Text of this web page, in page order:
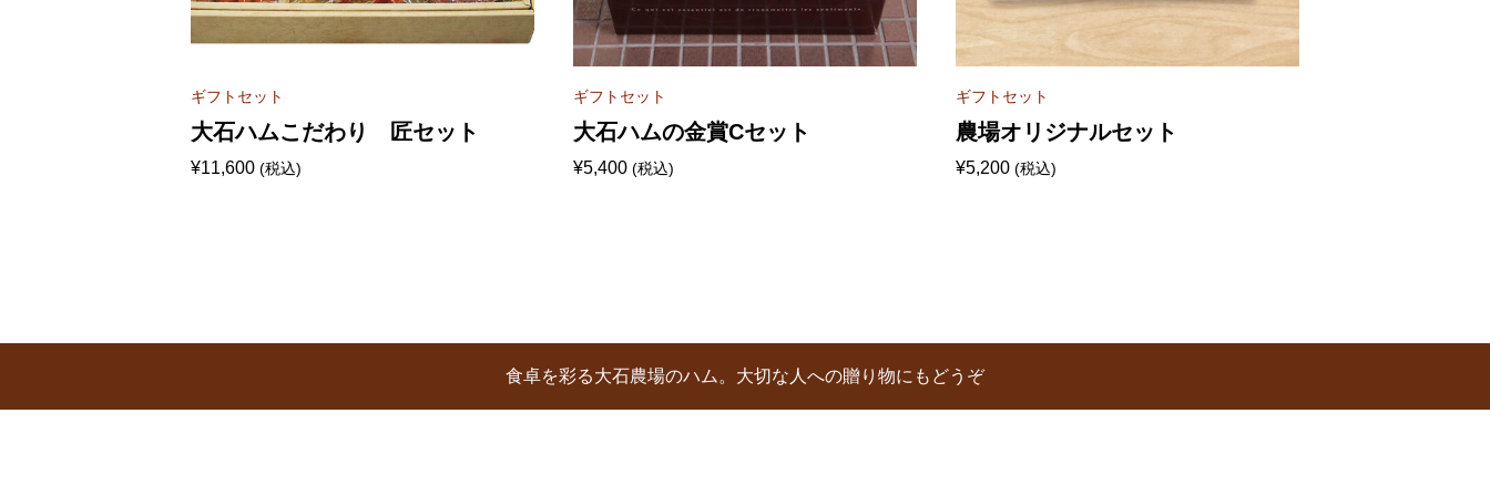
ギフトセット
大石ハムこだわり 匠セット
¥11,600 (税込)
ギフトセット
大石ハムの金賞Cセット
¥5,400 (税込)
ギフトセット
農場オリジナルセット
¥5,200 (税込)
食卓を彩る大石農場のハム。大切な人への贈り物にもどうぞ